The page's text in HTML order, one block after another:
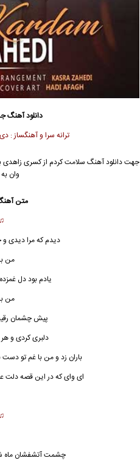
دانلود آهنگ
ترانه سرا و
جهت دانلود آهنگ سلامت کردم ازکسری زاهدی
وان
متن
دیدم که مرا دیدی و
من
یادم بود دل
من
پیش چشمان
دلبری کردی و
باران زد و من با غم تو دست
ای وای که در این قصه دلت
چشمت آتشفشان ماه